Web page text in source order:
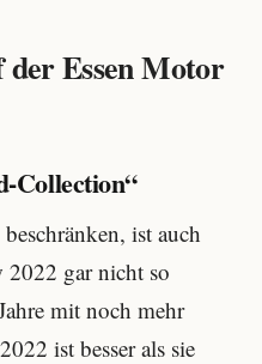
der Essen Motor
Collection“
ist auch
2022 gar nicht so
mit noch mehr
ist besser als sie